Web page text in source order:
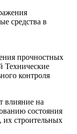
средства в
прочностных
Технические
контроля
влияние на
состояния
их строительных